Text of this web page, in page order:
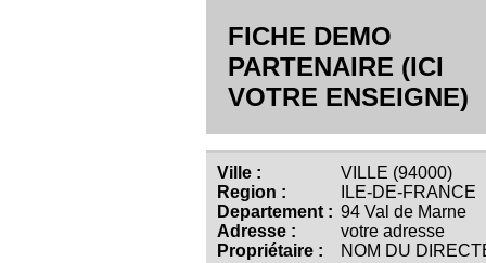
FICHE DEMO
PARTENAIRE (ICI
VOTRE ENSEIGNE)
Ville :
VILLE (94000)
Region :
ILE-DE-FRANCE
Departement : 94 Val de Marne
Adresse :
votre adresse
Propriétaire :
NOM DU